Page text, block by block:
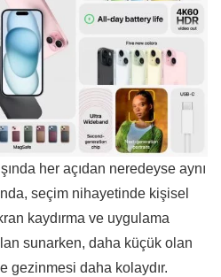
her açıdan neredeyse aynı
seçim nihayetinde kişisel
kaydırma ve uygulama
sunarken, daha küçük olan
gezinmesi daha kolaydır.